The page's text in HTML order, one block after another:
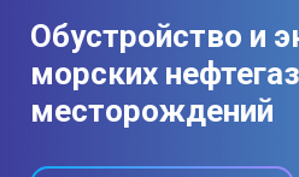
Обустройство и
морских
месторождений